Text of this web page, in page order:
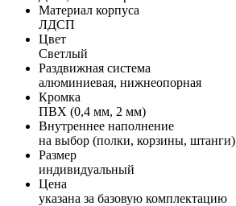
Материал корпуса
ЛДСП
Цвет
Светлый
Раздвижная система
алюминиевая, нижнеопорная
Кромка
ПВХ (0,4 мм, 2 мм)
Внутреннее наполнение
на выбор (полки, корзины, штанги)
Размер
индивидуальный
Цена
указана за базовую комплектацию